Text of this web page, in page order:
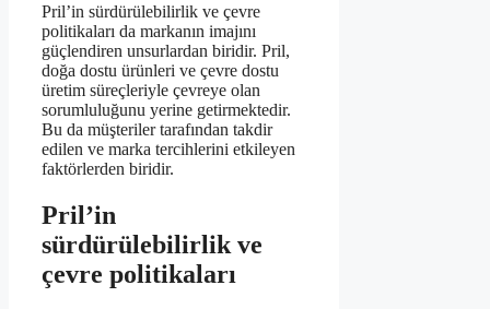
Pril’in sürdürülebilirlik ve çevre
politikaları da markanın imajını
güçlendiren unsurlardan biridir. Pril,
doğa dostu ürünleri ve çevre dostu
üretim süreçleriyle çevreye olan
sorumluluğunu yerine getirmektedir.
Bu da müşteriler tarafından takdir
edilen ve marka tercihlerini etkileyen
faktörlerden biridir.
Pril’in
sürdürülebilirlik ve
çevre politikaları